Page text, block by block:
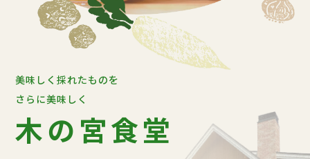
美味しく採れたものを
さらに美味しく
木の宮食堂